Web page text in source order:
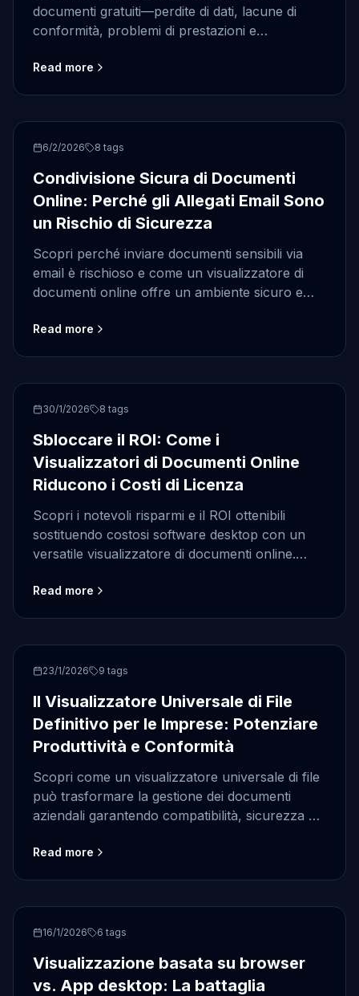
documenti gratuiti—perdite di dati, lacune di
conformità, problemi di prestazioni e
alternativa sicura e gratuita.
Read more
Document Security
6/2/2026 8 tags
Condivisione Sicura di Documenti
Online: Perché gli Allegati Email Sono
un Rischio di Sicurezza
Scopri perché inviare documenti sensibili via
email è rischioso e come un visualizzatore di
documenti online offre un ambiente sicuro e
Alimentato da Doconut.
Read more
Cost Savings
30/1/2026 8 tags
Sbloccare il ROI: Come i
Visualizzatori di Documenti Online
Riducono i Costi di Licenza
Scopri i notevoli risparmi e il ROI ottenibili
sostituendo costosi software desktop con un
versatile visualizzatore di documenti online.
Read more
Enterprise Solutions
23/1/2026 9 tags
Il Visualizzatore Universale di File
Definitivo per le Imprese: Potenziare
Produttività e Conformità
Scopri come un visualizzatore universale di file
può trasformare la gestione dei documenti
aziendali garantendo compatibilità, sicurezza ed
Doconut.
Read more
Productivity
16/1/2026 6 tags
Visualizzazione basata su browser
vs. App desktop: La battaglia